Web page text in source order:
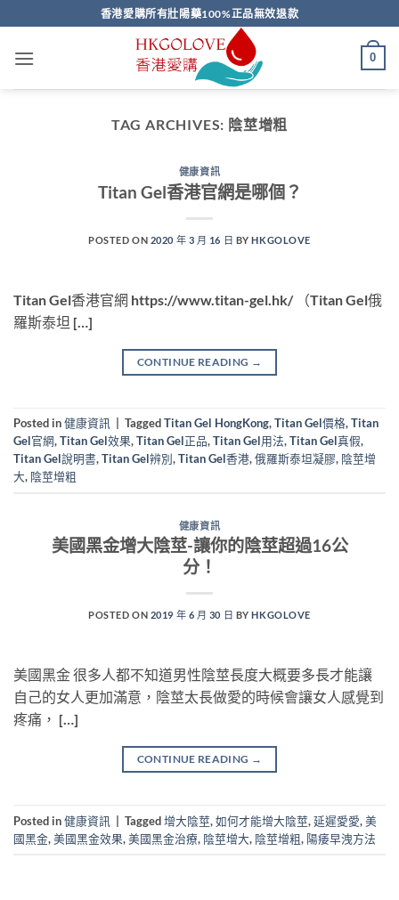
to
content
香港愛購所有壯陽藥100%正品無效退款
0
TAG ARCHIVES: 陰莖增粗
健康資訊
Titan Gel香港官網是哪個？
POSTED ON 2020 年 3 月 16 日 BYHKGOLOVE
Titan Gel香港官網 https://www.titan-gel.hk/ （Titan Gel俄
羅斯泰坦 […]
CONTINUE READING →
Posted in健康資訊 TaggedTitan Gel HongKong,Titan Gel價格,Titan
Gel官網,Titan Gel效果,Titan Gel正品,Titan Gel用法,Titan Gel真假,
Titan Gel說明書,Titan Gel辨別,Titan Gel香港,俄羅斯泰坦凝膠, 陰莖增
大, 陰莖增粗
健康資訊
美國黑金增大陰莖-讓你的陰莖超過16公
分！
POSTED ON 2019 年 6 月 30 日 BYHKGOLOVE
美國黑金 很多人都不知道男性陰莖長度大概要多長才能讓
自己的女人更加滿意，陰莖太長做愛的時候會讓女人感覺到
疼痛， […]
CONTINUE READING →
Posted in健康資訊 Tagged增大陰莖,如何才能增大陰莖,延遲愛愛,美
國黑金,美國黑金效果,美國黑金治療, 陰莖增大, 陰莖增粗, 陽痿早洩方法